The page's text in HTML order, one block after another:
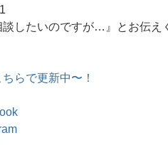
談したいのですが…』とお伝え
ちらで更新中〜！